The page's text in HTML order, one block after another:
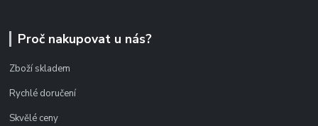
Proč nakupovat u nás?
Zboží skladem
Rychlé doručení
Skvělé ceny